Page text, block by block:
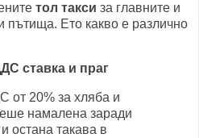
тол такси за главните и
пътища. Ето какво е различно
и праг
от 20% за хляба и
намалена заради
остана такава в